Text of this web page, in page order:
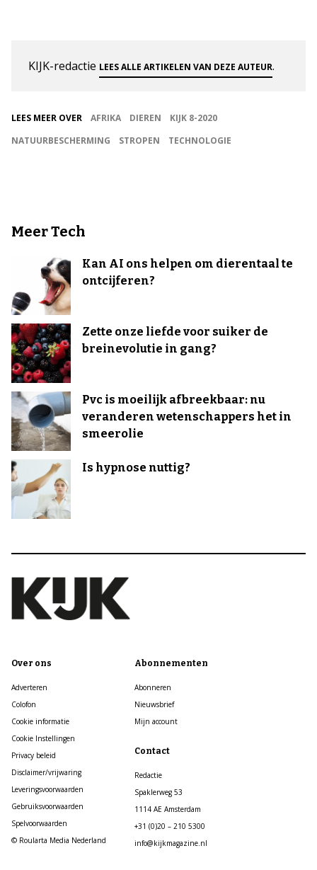
KIJK-redactie LEES ALLE ARTIKELEN VAN DEZE AUTEUR.
LEES MEER OVER AFRIKA DIEREN
KIJK 8-2020
NATUURBESCHERMING
STROPEN TECHNOLOGIE
Meer Tech
Kan AI ons helpen om dierentaal te
ontcijferen?
Zette onze liefde voor suiker de
breinevolutie in gang?
Pvc is moeilijk afbreekbaar: nu
veranderen wetenschappers het in
smeerolie
Is hypnose nuttig?
Over ons
Adverteren
Colofon
Cookie informatie
Cookie Instellingen
Privacy beleid
Disclaimer/vrijwaring
Leveringsvoorwaarden
Gebruiksvoorwaarden
Spelvoorwaarden
© Roularta Media Nederland
Abonnementen
Abonneren
Nieuwsbrief
Mijn account
Contact
Redactie
Spaklerweg 53
1114 AE Amsterdam
+31 (0)20 – 210 5300
info@kijkmagazine.nl